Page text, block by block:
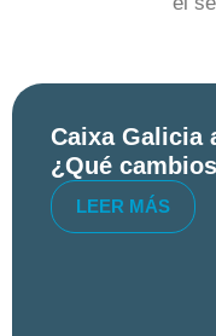
Caixa Galicia
¿Qué
LEER MÁS